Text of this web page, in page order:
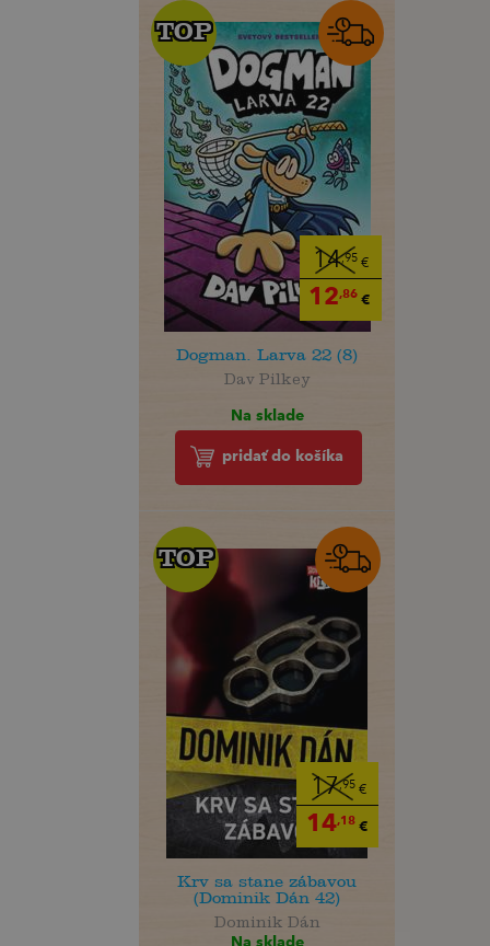
14,95 €
12,86 €
TOP
TOP
Dogman. Larva 22 (8)
Dav Pilkey
Na sklade
pridať do košíka
17,95€
14,18€
TOP
TOP
Krv sa stane zábavou
(Dominik Dán 42)
Dominik Dán
Na sklade